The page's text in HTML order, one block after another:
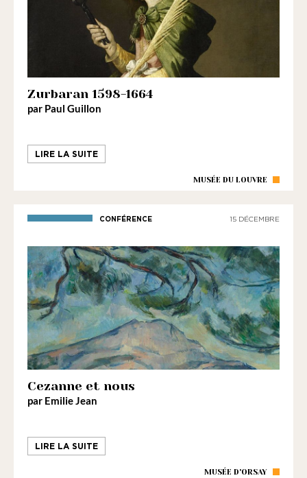
Zurbaran 1598-1664
par Paul Guillon
LIRE LA SUITE
MUSÉE DU LOUVRE
CONFÉRENCE 15 DÉCEMBRE
Cezanne et nous
par Emilie Jean
LIRE LA SUITE
MUSÉE D'ORSAY